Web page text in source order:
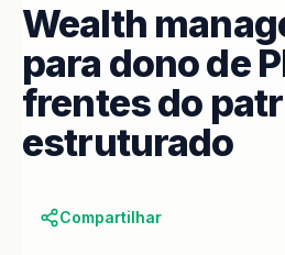
Wealth
para dono de
frentes do
estruturado
Compartilhar